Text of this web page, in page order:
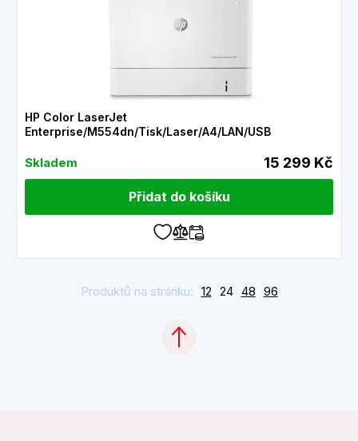
HP Color LaserJet
Enterprise/M554dn/Tisk/Laser/A4/LAN/USB
Skladem 15 299 Kč
Přidat do košíku
Produktů na stránku: 12 24 48 96